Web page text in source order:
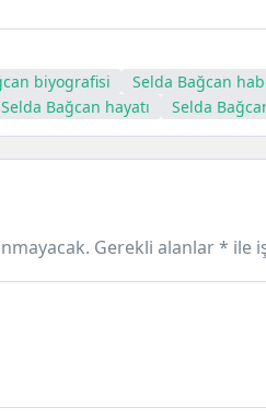
biyografisi Selda Bağcan
Selda Bağcan hayatı Selda
Gerekli alanlar* ile